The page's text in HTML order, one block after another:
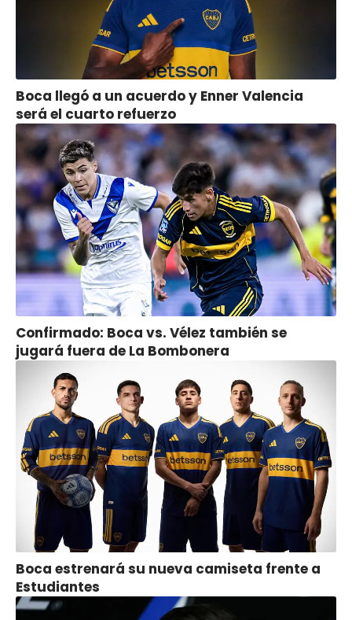
Boca llegó a un acuerdo y Enner Valencia
será el cuarto refuerzo
Confirmado: Boca vs. Vélez también se
jugará fuera de La Bombonera
Boca estrenará su nueva camiseta frente a
Estudiantes